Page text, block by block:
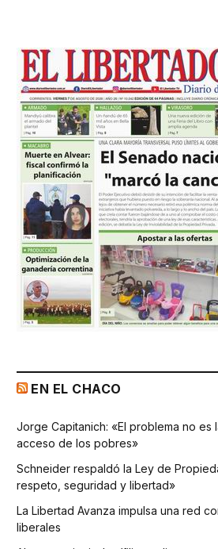
EN EL CHACO
Jorge Capitanich: «El problema no es
acceso de los pobres»
Schneider respaldó la Ley de
respeto, seguridad y libertad»
La Libertad Avanza impulsa una red
liberales